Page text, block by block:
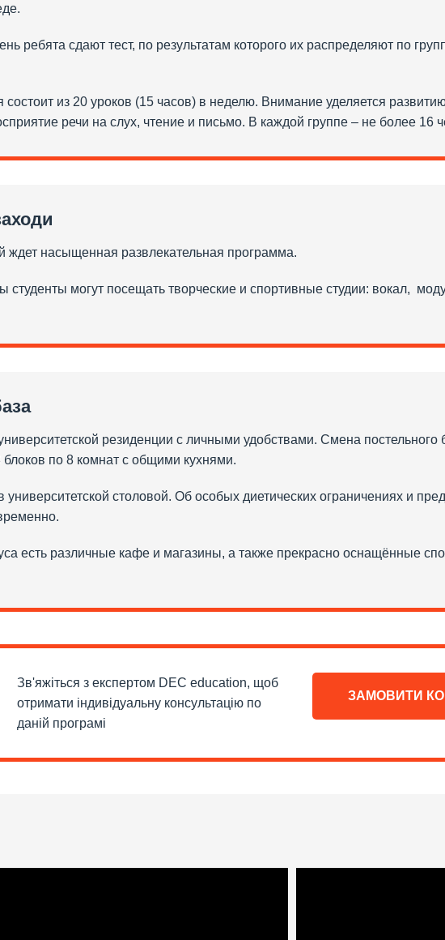
ребята сдают тест, по результатам которого их распределяют по
из 20 уроков (15 часов) в неделю. Внимание уделяется
речи на слух, чтение и письмо. В каждой группе – не более 16
ждет насыщенная развлекательная программа.
студенты могут посещать творческие и спортивные студии: вокал,
резиденции с личными удобствами. Смена
блоков по 8 комнат с общими кухнями.
университетской столовой. Об особых диетических ограничениях и
есть различные кафе и магазины, а также прекрасно оснащённые
Зв'яжіться з експертом DEC education, щоб
отримати індивідуальну консультацію по
даній програмі
ЗАМОВИТИ